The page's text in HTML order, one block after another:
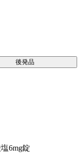
後発品
6mg錠